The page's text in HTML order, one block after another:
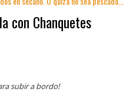
con Chanquetes
subir a bordo!